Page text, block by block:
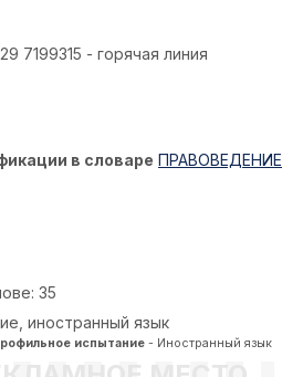
7199315 - горячая линия
в словаре ПРАВОВЕДЕНИЕ
35
иностранный язык
испытание - Иностранный язык